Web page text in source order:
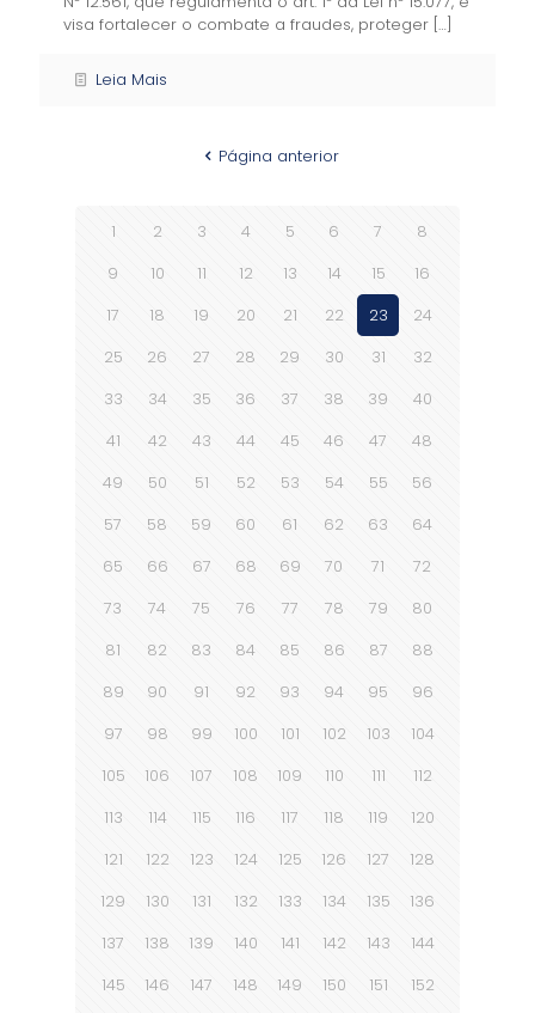
visa fortalecer o combate a fraudes, proteger […]
Leia Mais
Página anterior
1 2 3 4 5 6 7
8
9
10 11 12 13 14 15
16
17
18 19 20 21 22 23
24
25
26 27 28 29 30 31
32
33
34 35 36 37 38 39
40
41
42 43 44 45 46 47
48
49
50 51 52 53 54 55
56
57
58 59 60 61 62 63
64
65
66 67 68 69 70 71
72
73
74 75 76 77 78 79
80
81
82 83 84 85 86 87
88
89
90 91 92 93 94 95
96
97
98 99 100 101 102 103
104
105
106 107 108 109 110 111
112
113
114 115 116 117 118 119
120
121
122 123 124 125 126 127
128
129
130 131 132 133 134 135
136
137
138 139 140 141 142 143
144
145
146 147 148 149 150 151
152